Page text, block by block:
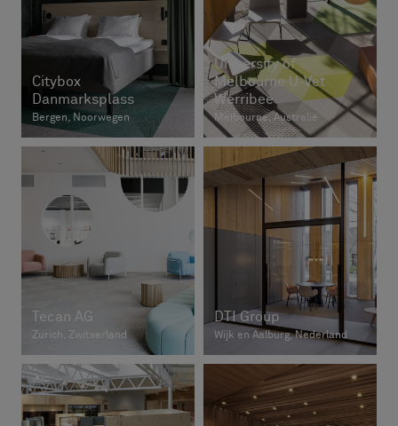
Citybox
Danmarksplass
Bergen, Noorwegen
University of
Melbourne U-Vet
Werribee
Melbourne, Australië
Tecan AG
Zurich, Zwitserland
DTI Group
Wijk en Aalburg, Nederland